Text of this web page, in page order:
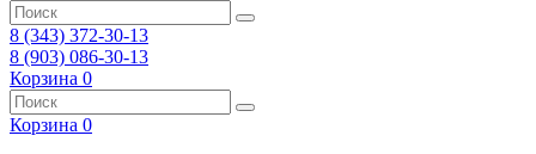
8 (343) 372-30-13
8 (903) 086-30-13
Корзина 0
Корзина 0